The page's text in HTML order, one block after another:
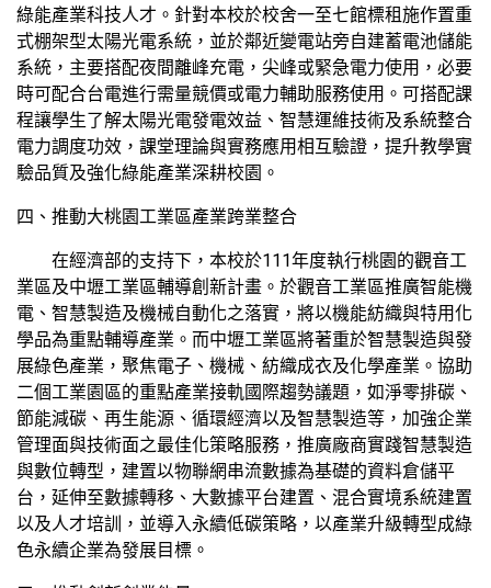
綠能產業科技人才。針對本校於校舍一至七館標租施作置重
式棚架型太陽光電系統，並於鄰近變電站旁自建蓄電池儲能
系統，主要搭配夜間離峰充電，尖峰或緊急電力使用，必要
時可配合台電進行需量競價或電力輔助服務使用。可搭配課
程讓學生了解太陽光電發電效益、智慧運維技術及系統整合
電力調度功效，課堂理論與實務應用相互驗證，提升教學實
驗品質及強化綠能產業深耕校園。
四、推動大桃園工業區產業跨業整合
在經濟部的支持下，本校於111年度執行桃園的觀音工
業區及中壢工業區輔導創新計畫。於觀音工業區推廣智能機
電、智慧製造及機械自動化之落實，將以機能紡織與特用化
學品為重點輔導產業。而中壢工業區將著重於智慧製造與發
展綠色產業，聚焦電子、機械、紡織成衣及化學產業。協助
二個工業園區的重點產業接軌國際趨勢議題，如淨零排碳、
節能減碳、再生能源、循環經濟以及智慧製造等，加強企業
管理面與技術面之最佳化策略服務，推廣廠商實踐智慧製造
與數位轉型，建置以物聯網串流數據為基礎的資料倉儲平
台，延伸至數據轉移、大數據平台建置、混合實境系統建置
以及人才培訓，並導入永續低碳策略，以產業升級轉型成綠
色永續企業為發展目標。